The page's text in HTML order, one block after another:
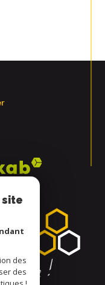
site
des
des